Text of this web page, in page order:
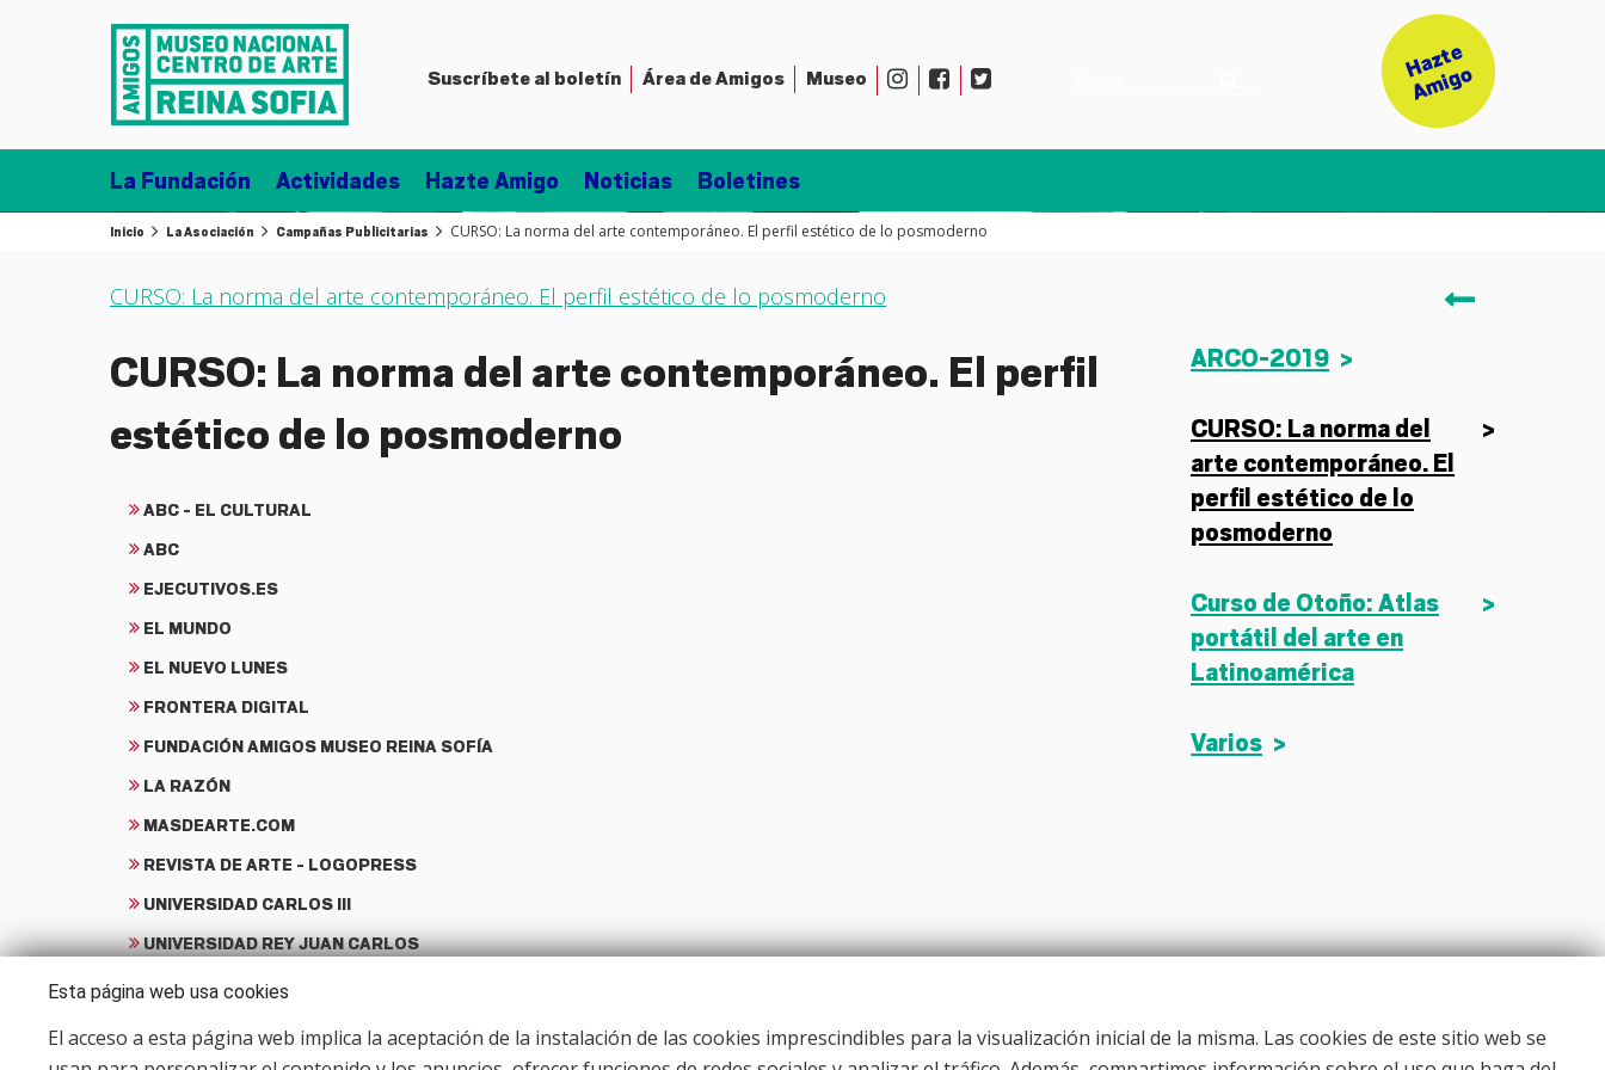
Suscríbete al boletín Área deAmigos Museo H
a
z
t
e
A
mi
g
o
La Fundación Actividades Hazte Amigo Noticias Boletines
Inicio La Asociación Campañas Publicitarias CURSO: La norma del arte contemporáneo. El perfil estético de lo posmoderno
CURSO: La norma del arte contemporáneo. El perfil estético de lo posmoderno
CURSO: La norma del arte contemporáneo. El perfil
estético de lo posmoderno
ABC - EL CULTURAL
ABC
EJECUTIVOS.ES
EL MUNDO
EL NUEVO LUNES
FRONTERA DIGITAL
FUNDACIÓN AMIGOS MUSEO REINA SOFÍA
LA RAZÓN
MASDEARTE.COM
REVISTA DE ARTE - LOGOPRESS
UNIVERSIDAD CARLOS III
UNIVERSIDAD REY JUAN CARLOS
ARCO-2019
CURSO: La norma del
arte contemporáneo. El
perfil estético de lo
posmoderno
Curso de Otoño: Atlas
portátil del arte en
Latinoamérica
Varios
Esta página web usa cookies
El acceso a esta página web implica la aceptación de la instalación de las cookies imprescindibles para la visualización inicial de la misma. Las cookies de este sitio web se